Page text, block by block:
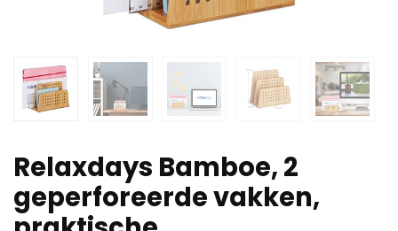
Relaxdays Bamboe, 2
geperforeerde vakken,